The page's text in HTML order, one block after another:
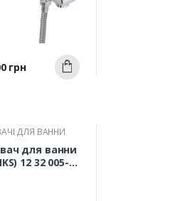
Швидкий
перегляд
грн Купити
ДЛЯ ВАННИ
для ванни
12 32 005-1